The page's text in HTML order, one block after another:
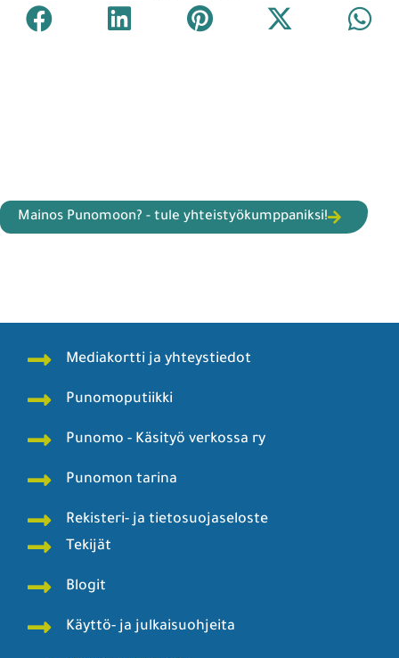
Mainos Punomoon? - tule yhteistyökumppaniksi!
Mediakortti ja yhteystiedot
Punomoputiikki
Punomo - Käsityö verkossa ry
Punomon tarina
Rekisteri- ja tietosuojaseloste
Tekijät
Blogit
Käyttö- ja julkaisuohjeita